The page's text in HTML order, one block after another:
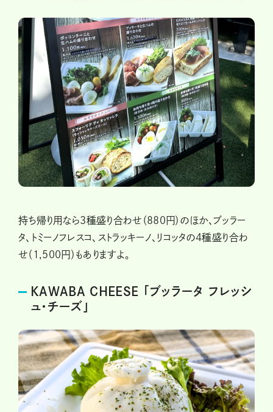
持ち帰り用なら3種盛り合わせ（880円）のほか、ブッラー
タ、トミーノフレスコ、ストラッキーノ、リコッタの4種盛り合わ
せ（1,500円）もありますよ。
KAWABA CHEESE 「ブッラータ フレッシ
ュ・チーズ」